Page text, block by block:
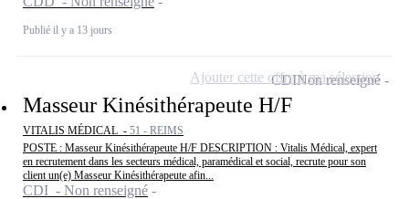
Publié il y a 13 jours
Masseur Kinésithérapeute H/F
VITALIS MÉDICAL - 51 - REIMS
POSTE : Masseur Kinésithérapeute H/F DESCRIPTION : Vitalis Médical, expert
en recrutement dans les secteurs médical, paramédical et social, recrute pour son
client un(e) Masseur Kinésithérapeute afin...
CDI - Non renseigné
CDINon renseigné
Ajouter cette offre à ma sélection